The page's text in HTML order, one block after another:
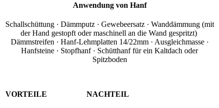
Anwendung von Hanf
Schallschüttung · Dämmputz · Gewebeersatz · Wanddämmung (mit
der Hand gestopft oder maschinell an die Wand gespritzt)
Dämmstreifen · Hanf-Lehmplatten 14/22mm · Ausgleichmasse ·
Hanfsteine · Stopfhanf · Schütthanf für ein Kaltdach oder
Spitzboden
VORTEILE NACHTEIL